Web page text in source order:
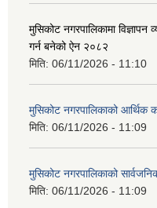
मुसिकोट नगरपालिकामा
गर्न बनेको ऐन २०८२
मिति: 06/11/2026 - 11:10
मुसिकोट नगरपालिकाको आर्थिक
मिति: 06/11/2026 - 11:09
मुसिकोट नगरपालिकाको
मिति: 06/11/2026 - 11:09